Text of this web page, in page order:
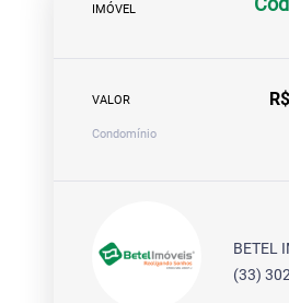
IMÓVEL
VALOR
Condomínio
BETEL
(33)